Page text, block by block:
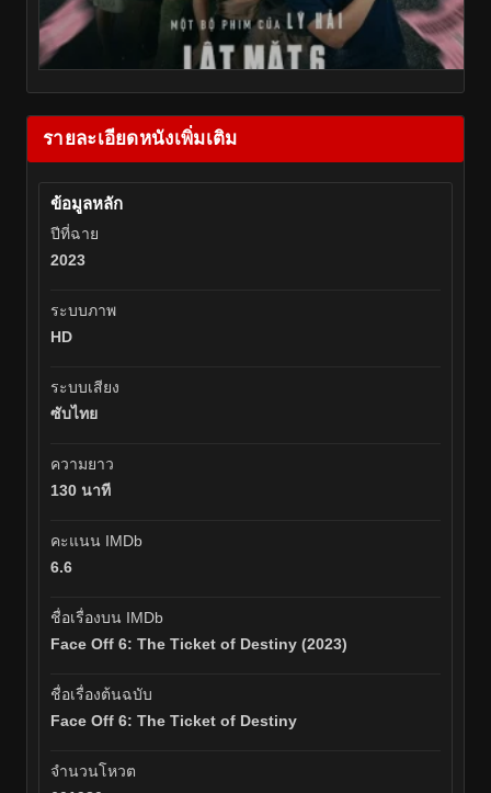
รายละเอียดหนังเพิ่มเติม
ข้อมูลหลัก
ปีที่ฉาย
2023
ระบบภาพ
HD
ระบบเสียง
ซับไทย
ความยาว
130 นาที
คะแนน IMDb
6.6
ชื่อเรื่องบน IMDb
Face Off 6: The Ticket of Destiny (2023)
ชื่อเรื่องต้นฉบับ
Face Off 6: The Ticket of Destiny
จำนวนโหวต